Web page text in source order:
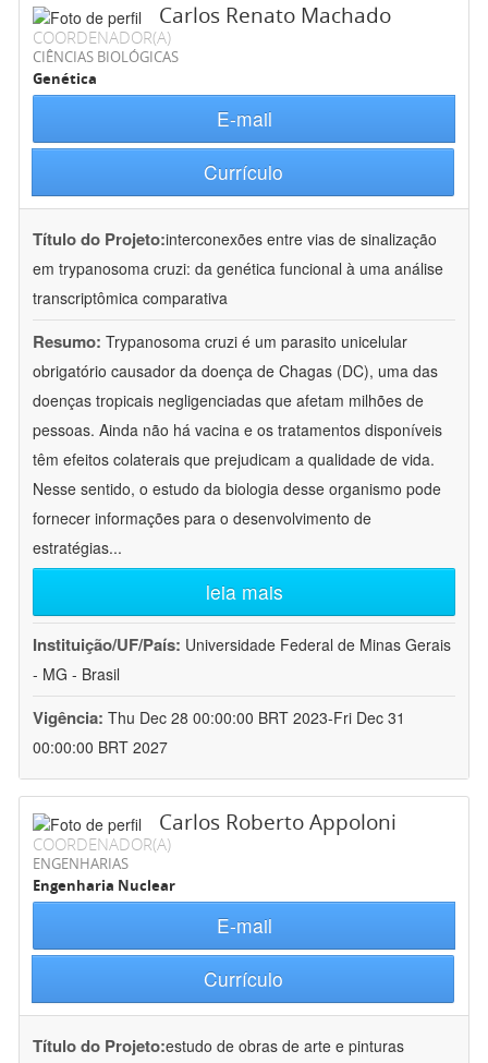
Carlos Renato Machado
COORDENADOR(A)
CIÊNCIAS BIOLÓGICAS
Genética
E-mail
Currículo
Título do Projeto:interconexões entre vias de sinalização
em trypanosoma cruzi: da genética funcional à uma análise
transcriptômica comparativa
Resumo: Trypanosoma cruzi é um parasito unicelular
obrigatório causador da doença de Chagas (DC), uma das
doenças tropicais negligenciadas que afetam milhões de
pessoas. Ainda não há vacina e os tratamentos disponíveis
têm efeitos colaterais que prejudicam a qualidade de vida.
Nesse sentido, o estudo da biologia desse organismo pode
fornecer informações para o desenvolvimento de
estratégias...
leia mais
Instituição/UF/País: Universidade Federal de Minas Gerais
- MG - Brasil
Vigência: Thu Dec 28 00:00:00 BRT 2023-Fri Dec 31
00:00:00 BRT 2027
Carlos Roberto Appoloni
COORDENADOR(A)
ENGENHARIAS
Engenharia Nuclear
E-mail
Currículo
Título do Projeto:estudo de obras de arte e pinturas